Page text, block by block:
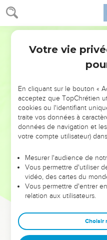
Psaumes 101
Détresse et
Psaume de David. Je veux
composer un psaume pour
J’irai par le chemin des
Chasser de mes regards
œuvres des apostats ; Elles
Le cœur faux restera bien
savoir des malfaisants.
Qui dénigre en secret son
Ni le cœur arrogant (et
Mes yeux se porteront sur
foi), Dans le pays, pour les
ceux qui sont intègres me
Il n’y a pas de place dans
fraude, Et le menteur ne
Votre vie
En cliquant sur le bouton «
acceptez que TopChrétien
cookies ou l'identifiant
traite vos données à
données de navigation et
votre compte utilisateur)
Mesurer l'audience de
Vous permettre d'utiliser
vidéo, des cartes du
Vous permettre d'entrer
relation aux utilisateurs.
Choisir